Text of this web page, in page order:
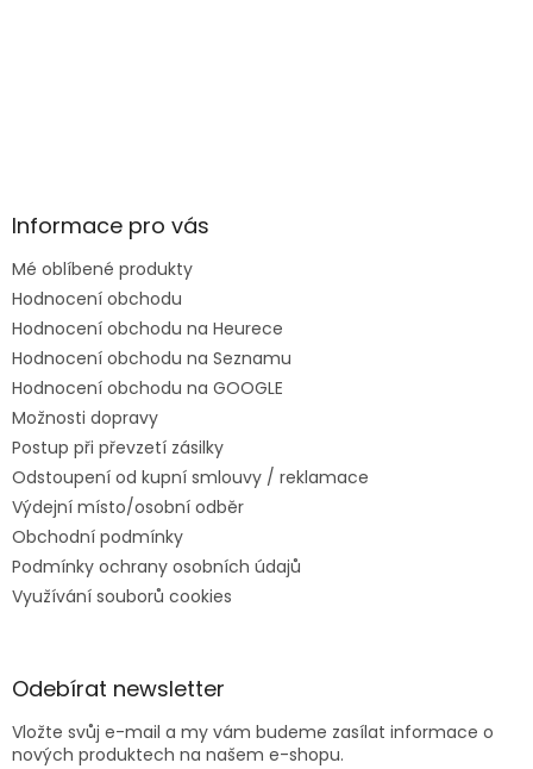
Informace pro vás
Mé oblíbené produkty
Hodnocení obchodu
Hodnocení obchodu na Heurece
Hodnocení obchodu na Seznamu
Hodnocení obchodu na GOOGLE
Možnosti dopravy
Postup při převzetí zásilky
Odstoupení od kupní smlouvy / reklamace
Výdejní místo/osobní odběr
Obchodní podmínky
Podmínky ochrany osobních údajů
Využívání souborů cookies
Odebírat newsletter
Vložte svůj e-mail a my vám budeme zasílat informace o
nových produktech na našem e-shopu.